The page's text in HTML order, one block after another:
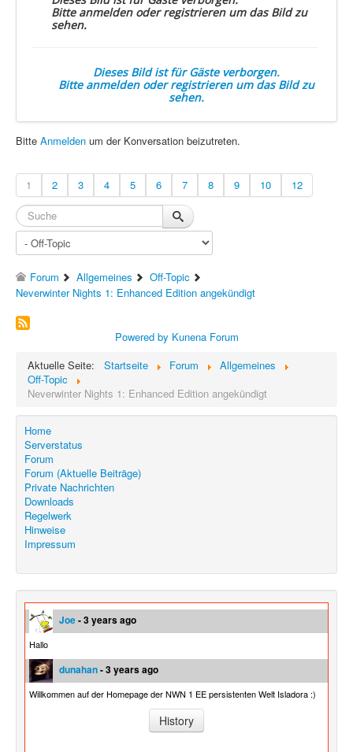
Bitte anmelden oder registrieren um das Bild zu
sehen.
Dieses Bild ist für Gäste verborgen.
Bitte anmelden oder registrieren um das Bild zu
sehen.
Bitte Anmelden um der Konversation beizutreten.
1 2 3 4 5 6 7 8 9 10 12
Forum Allgemeines
Off-Topic
Neverwinter Nights 1: Enhanced Edition angekündigt
Powered by Kunena Forum
Aktuelle Seite:
Startseite Forum
Allgemeines
Off-Topic
Neverwinter Nights 1: Enhanced Edition angekündigt
Home
Serverstatus
Forum
Forum (Aktuelle Beiträge)
Private Nachrichten
Downloads
Regelwerk
Hinweise
Impressum
Joe- 3 years ago
Hallo
dunahan- 3 years ago
Willkommen auf der Homepage der NWN 1 EE persistenten Welt Isladora :)
History